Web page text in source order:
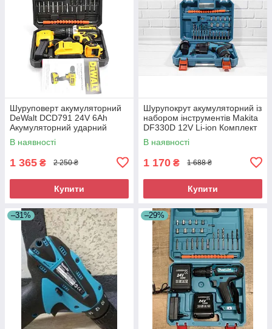
Шуруповерт акумуляторний
DeWalt DCD791 24V 6Ah
Акумуляторний ударний
шуруповерт
В наявності
1 365 ₴ 2 250 ₴
Купити
Шурупокрут акумуляторний із
набором інструментів Makita
DF330D 12V Li-ion Комплект
інструментів із шурупокрутом
В наявності
1 170 ₴ 1 688 ₴
Купити
–31% –29%